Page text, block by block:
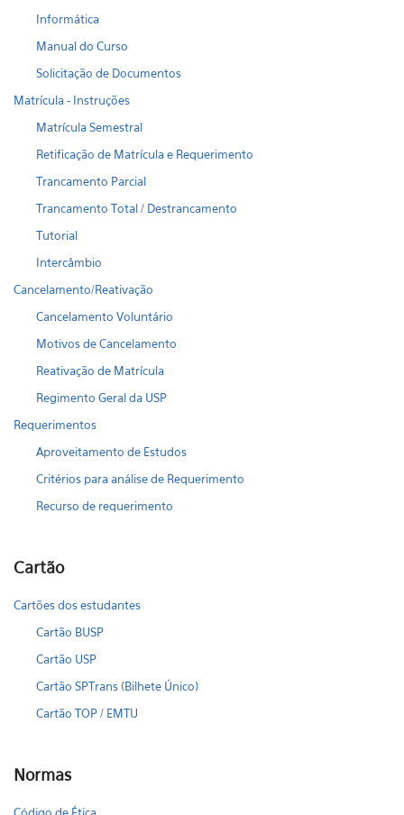
Informática
Manual do Curso
Solicitação de Documentos
Matrícula - Instruções
Matrícula Semestral
Retificação de Matrícula e Requerimento
Trancamento Parcial
Trancamento Total / Destrancamento
Tutorial
Intercâmbio
Cancelamento/Reativação
Cancelamento Voluntário
Motivos de Cancelamento
Reativação de Matrícula
Regimento Geral da USP
Requerimentos
Aproveitamento de Estudos
Critérios para análise de Requerimento
Recurso de requerimento
Cartão
Cartões dos estudantes
Cartão BUSP
Cartão USP
Cartão SPTrans (Bilhete Único)
Cartão TOP / EMTU
Normas